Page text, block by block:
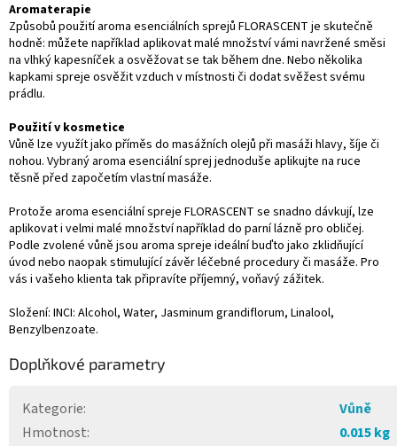
Aromaterapie
Způsobů použití aroma esenciálních sprejů FLORASCENT je skutečně
hodně: můžete například aplikovat malé množství vámi navržené směsi
na vlhký kapesníček a osvěžovat se tak během dne. Nebo několika
kapkami spreje osvěžit vzduch v místnosti či dodat svěžest svému
prádlu.
Použití v kosmetice
Vůně lze využít jako příměs do masážních olejů při masáži hlavy, šíje či
nohou. Vybraný aroma esenciální sprej jednoduše aplikujte na ruce
těsně před započetím vlastní masáže.
Protože aroma esenciální spreje FLORASCENT se snadno dávkují, lze
aplikovat i velmi malé množství například do parní lázně pro obličej.
Podle zvolené vůně jsou aroma spreje ideální buďto jako zklidňující
úvod nebo naopak stimulující závěr léčebné procedury či masáže. Pro
vás i vašeho klienta tak připravíte příjemný, voňavý zážitek.
Složení: INCI: Alcohol, Water, Jasminum grandiflorum, Linalool,
Benzylbenzoate.
Doplňkové parametry
Kategorie:
Vůně
Hmotnost:
0.015 kg